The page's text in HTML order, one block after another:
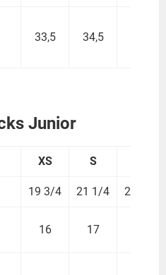
33,5 34,5
Junior
XS S
19 3/4 21 1/4 22 1/2
16 17